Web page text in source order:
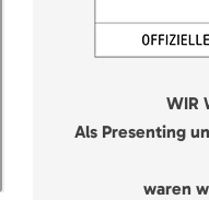
WIR
Als Presenting
waren